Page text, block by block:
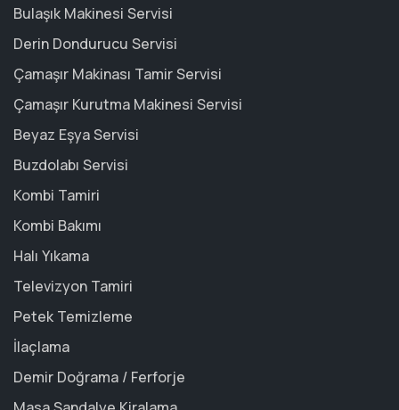
Bulaşık Makinesi Servisi
Derin Dondurucu Servisi
Çamaşır Makinası Tamir Servisi
Çamaşır Kurutma Makinesi Servisi
Beyaz Eşya Servisi
Buzdolabı Servisi
Kombi Tamiri
Kombi Bakımı
Halı Yıkama
Televizyon Tamiri
Petek Temizleme
İlaçlama
Demir Doğrama / Ferforje